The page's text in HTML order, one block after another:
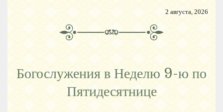
2 августа, 2026
Богослужения в Неделю 9-ю по
Пятидесятнице